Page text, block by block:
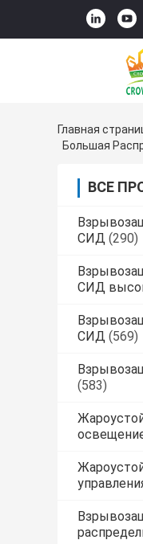
Главная
Большая
ВСЕ
СИД (290)
СИД
СИД (569)
(583)